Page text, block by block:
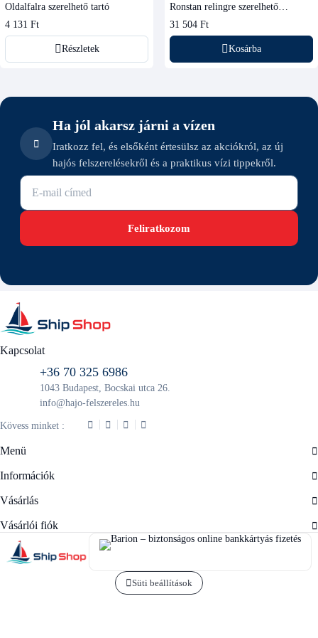
Oldalfalra szerelhető tartó
4 131 Ft
Részletek
Ronstan relingre szerelhető
kötélvezető csiga 20 mm
31 504 Ft
Kosárba
Ha jól akarsz járni a vízen
Iratkozz fel, és elsőként értesülsz az akciókról, az új
hajós felszerelésekről és a praktikus vízi tippekről.
E-mail cím
Feliratkozom
Kapcsolat
+36 70 325 6986
1043 Budapest, Bocskai utca 26.
info@hajo-felszereles.hu
Kövess minket :
Menü
Információk
Vásárlás
Vásárlói fiók
Süti beállítások